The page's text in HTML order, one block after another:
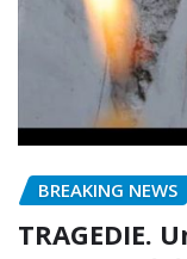
BREAKING NEWS
TRAGEDIE.